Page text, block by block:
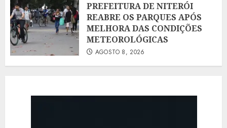
PREFEITURA DE NITERÓI
REABRE OS PARQUES APÓS
MELHORA DAS CONDIÇÕES
METEOROLÓGICAS
AGOSTO 8, 2026